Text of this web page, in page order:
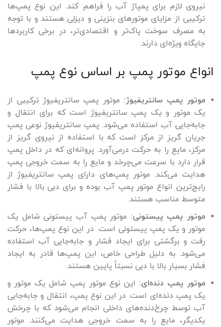
نیروی لازم برای پمپاژ آب را فراهم کند. این نوع پمپ‌ها
ترکیبی از مزایای موتورهای بنزینی و دیزلی هستند و با توجه
به مصرف سوخت پاک‌تر و اقتصادی‌تر، در برخی کاربردها
جایگاه ویژه‌ای دارند.
انواع موتور پمپ بر اساس نوع پمپ
موتور پمپ سانتریفیوژ: موتور پمپ سانتریفیوژ ترکیبی از
یک موتور و یک پمپ سانتریفیوژ است که برای انتقال و
جابه‌جایی آب استفاده می‌شود. پمپ سانتریفیوژ نوعی پمپ
جریان گریز از مرکز است که با استفاده از نیروی گریز از
مرکز، مایع را به حرکت درمی‌آورد. پروانه‌ای که در داخل پمپ
قرار دارد با سرعت می‌چرخد و مایع را به سمت خروجی پمپ
هدایت می‌کند. موتور پمپ‌های دارای پمپ سانتریفیوژ از
رایج‌ترین انواع موتور پمپ آب بوده و برای دبی بالا با فشار
متوسط مناسب هستند.
موتور پمپ پیستونی: موتور پمپ آب پیستونی شامل یک
موتور و یک پمپ پیستونی است. در این نوع پمپ‌ها، حرکت
رفت و برگشتی برای ایجاد فشار و جابه‌جایی آب استفاده
می‌شود. به دلیل طراحی خاص، این پمپ‌ها قادر به ایجاد
فشار بسیار بالا با دبی نسبتاً پایین هستند.
موتور پمپ دنده‌ای: این نوع موتور پمپ شامل یک موتور و
یک پمپ دنده‌ای است. در این نوع پمپ، انتقال و جابه‌جایی
آب توسط چرخ‌دنده‌های داخلی انجام می‌شود که با چرخش
یکدیگر، مایع را به سمت خروجی هدایت می‌کنند. موتور